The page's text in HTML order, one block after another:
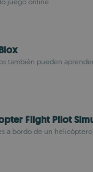
también pueden
Flight Pilot
a bordo de un helicóptero